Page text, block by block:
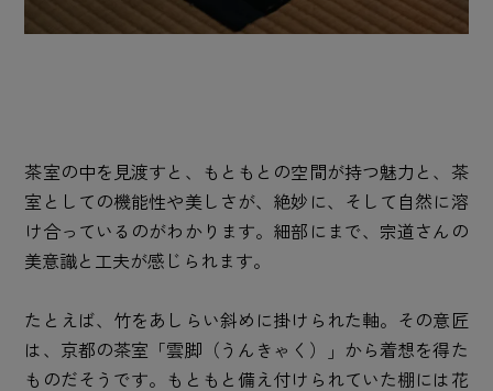
茶室の中を見渡すと、もともとの空間が持つ魅力と、茶
室としての機能性や美しさが、絶妙に、そして自然に溶
け合っているのがわかります。細部にまで、宗道さんの
美意識と工夫が感じられます。
たとえば、竹をあしらい斜めに掛けられた軸。その意匠
は、京都の茶室「雲脚（うんきゃく）」から着想を得た
ものだそうです。もともと備え付けられていた棚には花